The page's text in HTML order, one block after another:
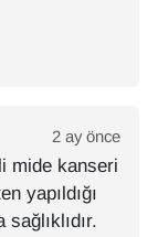
2 ay önce
mide kanseri
yapıldığı